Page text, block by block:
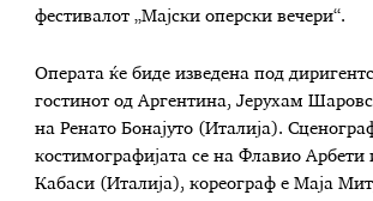
фестивалот „Мајски оперски вечери“.
Операта ќе биде изведена под
гостинот од Аргентина, Јерухам
на Ренато Бонајуто (Италија).
костимографијата се на Флавио Арбети
Кабаси (Италија), кореограф е Маја